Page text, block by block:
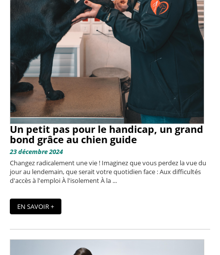
Un petit pas pour le handicap, un grand
bond grâce au chien guide
23 décembre 2024
Changez radicalement une vie ! Imaginez que vous perdez la vue du
jour au lendemain, que serait votre quotidien face : Aux difficultés
d'accès à l'emploi À l'isolement À la ...
EN SAVOIR +